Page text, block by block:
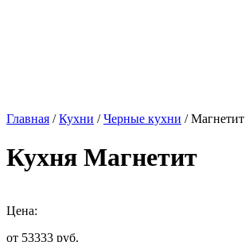
Главная /Кухни /Черные кухни / Магнетит
Кухня Магнетит
Цена:
от 53333 руб.